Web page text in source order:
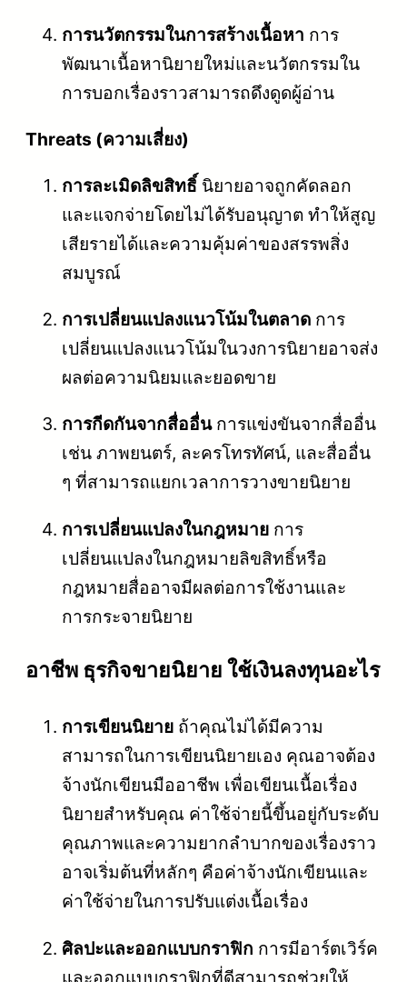
การนวัตกรรมในการสร้างเนื้อหา การ
พัฒนาเนื้อหานิยายใหม่และนวัตกรรมใน
การบอกเรื่องราวสามารถดึงดูดผู้อ่าน
Threats (ความเสี่ยง)
การละเมิดลิขสิทธิ์ นิยายอาจถูกคัดลอก
และแจกจ่ายโดยไม่ได้รับอนุญาต ทำให้สูญ
เสียรายได้และความคุ้มค่าของสรรพสิ่ง
สมบูรณ์
การเปลี่ยนแปลงแนวโน้มในตลาด การ
เปลี่ยนแปลงแนวโน้มในวงการนิยายอาจส่ง
ผลต่อความนิยมและยอดขาย
การกีดกันจากสื่ออื่นการแข่งขันจากสื่ออื่น
เช่น ภาพยนตร์, ละครโทรทัศน์, และสื่ออื่น
ๆ ที่สามารถแยกเวลาการวางขายนิยาย
การเปลี่ยนแปลงในกฎหมาย การ
เปลี่ยนแปลงในกฎหมายลิขสิทธิ์หรือ
กฎหมายสื่ออาจมีผลต่อการใช้งานและ
การกระจายนิยาย
อาชีพ ธุรกิจขายนิยาย ใช้เงินลงทุนอะไร
การเขียนนิยาย ถ้าคุณไม่ได้มีความ
สามารถในการเขียนนิยายเอง คุณอาจต้อง
จ้างนักเขียนมืออาชีพ เพื่อเขียนเนื้อเรื่อง
นิยายสำหรับคุณ ค่าใช้จ่ายนี้ขึ้นอยู่กับระดับ
คุณภาพและความยากลำบากของเรื่องราว
อาจเริ่มต้นที่หลักๆ คือค่าจ้างนักเขียนและ
ค่าใช้จ่ายในการปรับแต่งเนื้อเรื่อง
ศิลปะและออกแบบกราฟิก การมีอาร์ตเวิร์ค
และออกแบบกราฟิกที่ดีสามารถช่วยให้